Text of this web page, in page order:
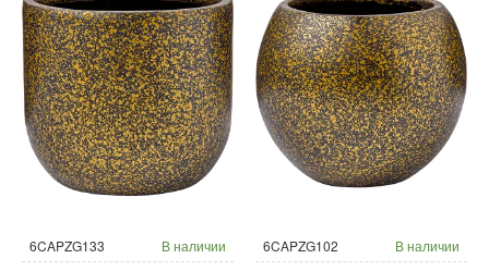
6CAPZG133 В наличии 6CAPZG102 В наличии